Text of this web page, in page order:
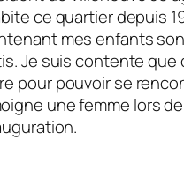
ce quartier depuis
mes enfants
Je suis contente que
pour pouvoir se
une femme lors de